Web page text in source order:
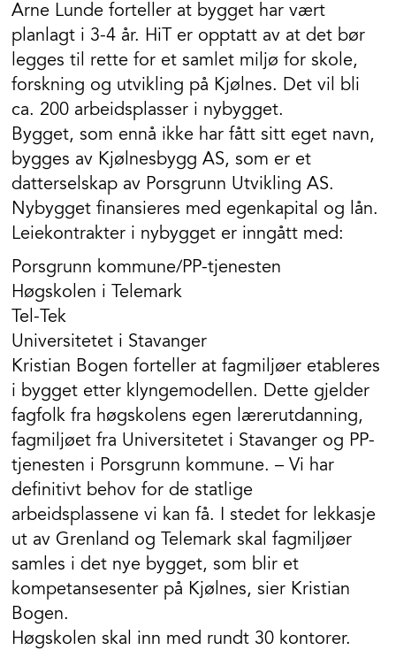
Arne Lunde forteller at bygget har vært
planlagt i 3-4 år. HiT er opptatt av at det bør
legges til rette for et samlet miljø for skole,
forskning og utvikling på Kjølnes. Det vil bli
ca. 200 arbeidsplasser i nybygget.
Bygget, som ennå ikke har fått sitt eget navn,
bygges av Kjølnesbygg AS, som er et
datterselskap av Porsgrunn Utvikling AS.
Nybygget finansieres med egenkapital og lån.
Leiekontrakter i nybygget er inngått med:
Porsgrunn kommune/PP-tjenesten
Høgskolen i Telemark
Tel-Tek
Universitetet i Stavanger
Kristian Bogen forteller at fagmiljøer etableres
i bygget etter klyngemodellen. Dette gjelder
fagfolk fra høgskolens egen lærerutdanning,
fagmiljøet fra Universitetet i Stavanger og PP-
tjenesten i Porsgrunn kommune. – Vi har
definitivt behov for de statlige
arbeidsplassene vi kan få. I stedet for lekkasje
ut av Grenland og Telemark skal fagmiljøer
samles i det nye bygget, som blir et
kompetansesenter på Kjølnes, sier Kristian
Bogen.
Høgskolen skal inn med rundt 30 kontorer.